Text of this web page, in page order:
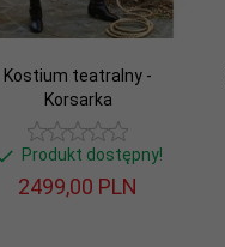
Kostium teatralny -
Korsarka
Produkt dostępny!
2499,00 PLN